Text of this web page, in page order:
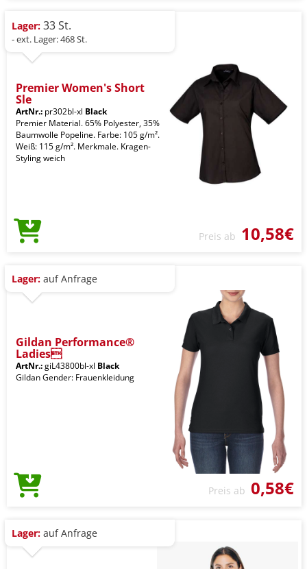
Lager: 33 St.
- ext. Lager: 468 St.
Premier Women's Short
Sle
ArtNr.: pr302bl-xl Black
Premier Material. 65% Polyester, 35%
Baumwolle Popeline. Farbe: 105 g/m².
Weiß: 115 g/m². Merkmale. Kragen-
Styling weich
Preis ab 10,58€
Lager: auf Anfrage
Gildan Performance®
Ladies
ArtNr.:giL43800bl-xl Black
Gildan Gender: Frauenkleidung
Preis ab 0,58€
Lager: auf Anfrage